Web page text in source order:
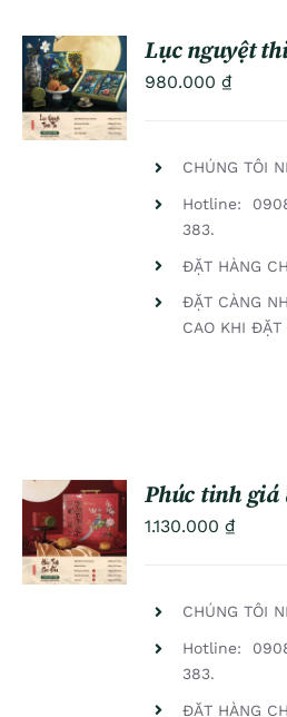
ADD TO
CART
/
DETAILS
Lục nguyệt
980.000₫
CHÚNG TÔI
Hotline:
383.
ĐẶT HÀNG
ĐẶT CÀNG
CAO KHI ĐẶT
ADD TO
CART
/
DETAILS
Phúc tinh giá
1.130.000₫
CHÚNG TÔI
Hotline:
383.
ĐẶT HÀNG